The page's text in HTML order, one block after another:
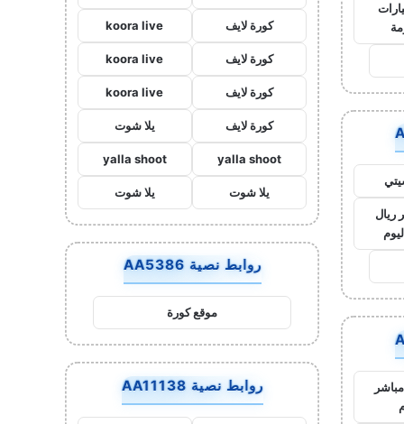
ريال
كورة لايف koora live
كورة لايف koora live
كورة لايف koora live
كورة لايف يلا شوت
yalla shoot
yalla shoot
يلا شوت يلا شوت
روابط نصية AA5386
موقع كورة
روابط نصية AA11138